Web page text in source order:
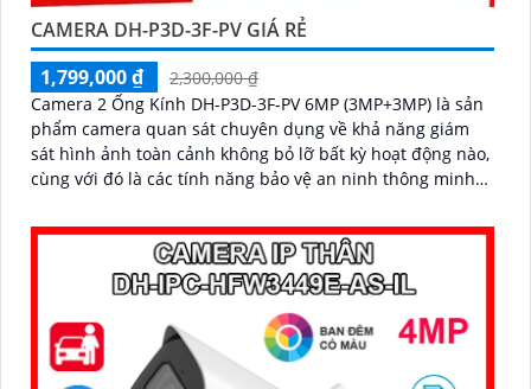
CAMERA DH-P3D-3F-PV GIÁ RẺ
1,799,000 ₫
2,300,000 ₫
Camera 2 Ống Kính DH-P3D-3F-PV 6MP (3MP+3MP) là sản
phẩm camera quan sát chuyên dụng về khả năng giám
sát hình ảnh toàn cảnh không bỏ lỡ bất kỳ hoạt động nào,
cùng với đó là các tính năng bảo vệ an ninh thông minh
hú và đàm thoại 2 chiều